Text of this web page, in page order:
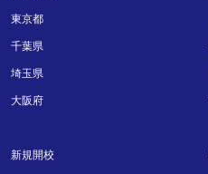
東京都
千葉県
埼玉県
大阪府
新規開校